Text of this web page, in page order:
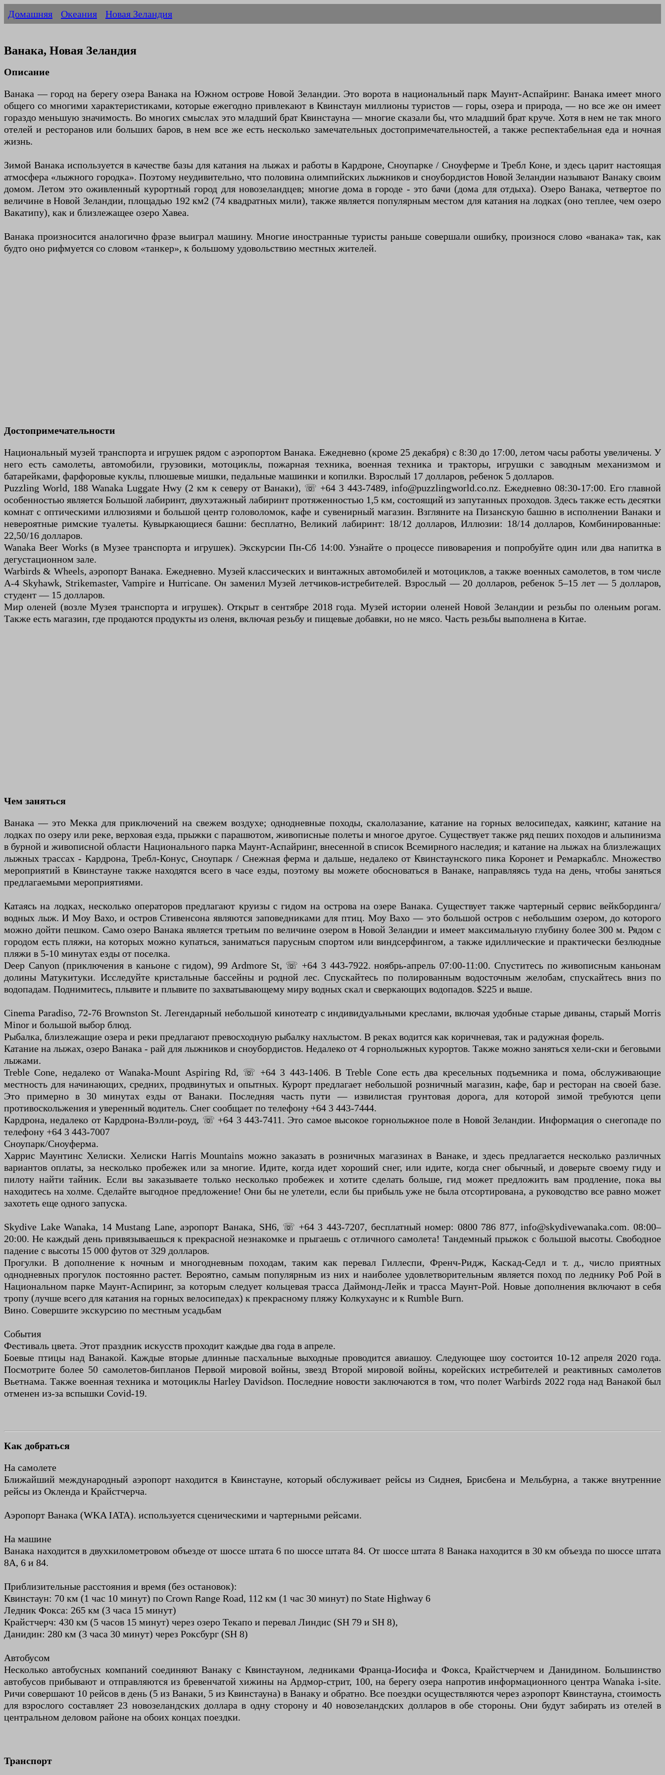
Домашняя Океания Новая Зеландия
Ванака, Новая Зеландия
Описание
Ванака — город на берегу озера Ванака на Южном острове Новой Зеландии. Это ворота в национальный парк Маунт-Аспайринг. Ванака имеет много
общего со многими характеристиками, которые ежегодно привлекают в Квинстаун миллионы туристов — горы, озера и природа, — но все же он имеет
гораздо меньшую значимость. Во многих смыслах это младший брат Квинстауна — многие сказали бы, что младший брат круче. Хотя в нем не так много
отелей и ресторанов или больших баров, в нем все же есть несколько замечательных достопримечательностей, а также респектабельная еда и ночная
жизнь.
Зимой Ванака используется в качестве базы для катания на лыжах и работы в Кардроне, Сноупарке / Сноуферме и Требл Коне, и здесь царит настоящая
атмосфера «лыжного городка». Поэтому неудивительно, что половина олимпийских лыжников и сноубордистов Новой Зеландии называют Ванаку своим
домом. Летом это оживленный курортный город для новозеландцев; многие дома в городе - это бачи (дома для отдыха). Озеро Ванака, четвертое по
величине в Новой Зеландии, площадью 192 км2 (74 квадратных мили), также является популярным местом для катания на лодках (оно теплее, чем озеро
Вакатипу), как и близлежащее озеро Хавеа.
Ванака произносится аналогично фразе выиграл машину. Многие иностранные туристы раньше совершали ошибку, произнося слово «ванака» так, как
будто оно рифмуется со словом «танкер», к большому удовольствию местных жителей.
Достопримечательности
Национальный музей транспорта и игрушек рядом с аэропортом Ванака. Ежедневно (кроме 25 декабря) с 8:30 до 17:00, летом часы работы увеличены. У
него есть самолеты, автомобили, грузовики, мотоциклы, пожарная техника, военная техника и тракторы, игрушки с заводным механизмом и
батарейками, фарфоровые куклы, плюшевые мишки, педальные машинки и копилки. Взрослый 17 долларов, ребенок 5 долларов.
Puzzling World, 188 Wanaka Luggate Hwy (2 км к северу от Ванаки), ☏ +64 3 443-7489, info@puzzlingworld.co.nz. Ежедневно 08:30-17:00. Его главной
особенностью является Большой лабиринт, двухэтажный лабиринт протяженностью 1,5 км, состоящий из запутанных проходов. Здесь также есть десятки
комнат с оптическими иллюзиями и большой центр головоломок, кафе и сувенирный магазин. Взгляните на Пизанскую башню в исполнении Ванаки и
невероятные римские туалеты. Кувыркающиеся башни: бесплатно, Великий лабиринт: 18/12 долларов, Иллюзии: 18/14 долларов, Комбинированные:
22,50/16 долларов.
Wanaka Beer Works (в Музее транспорта и игрушек). Экскурсии Пн-Сб 14:00. Узнайте о процессе пивоварения и попробуйте один или два напитка в
дегустационном зале.
Warbirds & Wheels, аэропорт Ванака. Ежедневно. Музей классических и винтажных автомобилей и мотоциклов, а также военных самолетов, в том числе
A-4 Skyhawk, Strikemaster, Vampire и Hurricane. Он заменил Музей летчиков-истребителей. Взрослый — 20 долларов, ребенок 5–15 лет — 5 долларов,
студент — 15 долларов.
Мир оленей (возле Музея транспорта и игрушек). Открыт в сентябре 2018 года. Музей истории оленей Новой Зеландии и резьбы по оленьим рогам.
Также есть магазин, где продаются продукты из оленя, включая резьбу и пищевые добавки, но не мясо. Часть резьбы выполнена в Китае.
Чем заняться
Ванака — это Мекка для приключений на свежем воздухе; однодневные походы, скалолазание, катание на горных велосипедах, каякинг, катание на
лодках по озеру или реке, верховая езда, прыжки с парашютом, живописные полеты и многое другое. Существует также ряд пеших походов и альпинизма
в бурной и живописной области Национального парка Маунт-Аспайринг, внесенной в список Всемирного наследия; и катание на лыжах на близлежащих
лыжных трассах - Кардрона, Требл-Конус, Сноупарк / Снежная ферма и дальше, недалеко от Квинстаунского пика Коронет и Ремаркаблс. Множество
мероприятий в Квинстауне также находятся всего в часе езды, поэтому вы можете обосноваться в Ванаке, направляясь туда на день, чтобы заняться
предлагаемыми мероприятиями.
Катаясь на лодках, несколько операторов предлагают круизы с гидом на острова на озере Ванака. Существует также чартерный сервис вейкбординга/
водных лыж. И Моу Вахо, и остров Стивенсона являются заповедниками для птиц. Моу Вахо — это большой остров с небольшим озером, до которого
можно дойти пешком. Само озеро Ванака является третьим по величине озером в Новой Зеландии и имеет максимальную глубину более 300 м. Рядом с
городом есть пляжи, на которых можно купаться, заниматься парусным спортом или виндсерфингом, а также идиллические и практически безлюдные
пляжи в 5-10 минутах езды от поселка.
Deep Canyon (приключения в каньоне с гидом), 99 Ardmore St, ☏ +64 3 443-7922. ноябрь-апрель 07:00-11:00. Спуститесь по живописным каньонам
долины Матукитуки. Исследуйте кристальные бассейны и родной лес. Спускайтесь по полированным водосточным желобам, спускайтесь вниз по
водопадам. Поднимитесь, плывите и плывите по захватывающему миру водных скал и сверкающих водопадов. $225 и выше.
Cinema Paradiso, 72-76 Brownston St. Легендарный небольшой кинотеатр с индивидуальными креслами, включая удобные старые диваны, старый Morris
Minor и большой выбор блюд.
Рыбалка, близлежащие озера и реки предлагают превосходную рыбалку нахлыстом. В реках водится как коричневая, так и радужная форель.
Катание на лыжах, озеро Ванака - рай для лыжников и сноубордистов. Недалеко от 4 горнолыжных курортов. Также можно заняться хели-ски и беговыми
лыжами.
Treble Cone, недалеко от Wanaka-Mount Aspiring Rd, ☏ +64 3 443-1406. В Treble Cone есть два кресельных подъемника и пома, обслуживающие
местность для начинающих, средних, продвинутых и опытных. Курорт предлагает небольшой розничный магазин, кафе, бар и ресторан на своей базе.
Это примерно в 30 минутах езды от Ванаки. Последняя часть пути — извилистая грунтовая дорога, для которой зимой требуются цепи
противоскольжения и уверенный водитель. Снег сообщает по телефону +64 3 443-7444.
Кардрона, недалеко от Кардрона-Вэлли-роуд, ☏ +64 3 443-7411. Это самое высокое горнолыжное поле в Новой Зеландии. Информация о снегопаде по
телефону +64 3 443-7007
Сноупарк/Сноуферма.
Харрис Маунтинс Хелиски. Хелиски Harris Mountains можно заказать в розничных магазинах в Ванаке, и здесь предлагается несколько различных
вариантов оплаты, за несколько пробежек или за многие. Идите, когда идет хороший снег, или идите, когда снег обычный, и доверьте своему гиду и
пилоту найти тайник. Если вы заказываете только несколько пробежек и хотите сделать больше, гид может предложить вам продление, пока вы
находитесь на холме. Сделайте выгодное предложение! Они бы не улетели, если бы прибыль уже не была отсортирована, а руководство все равно может
захотеть еще одного запуска.
Skydive Lake Wanaka, 14 Mustang Lane, аэропорт Ванака, SH6, ☏ +64 3 443-7207, бесплатный номер: 0800 786 877, info@skydivewanaka.com. 08:00–
20:00. Не каждый день привязываешься к прекрасной незнакомке и прыгаешь с отличного самолета! Тандемный прыжок с большой высоты. Свободное
падение с высоты 15 000 футов от 329 долларов.
Прогулки. В дополнение к ночным и многодневным походам, таким как перевал Гиллеспи, Френч-Ридж, Каскад-Седл и т. д., число приятных
однодневных прогулок постоянно растет. Вероятно, самым популярным из них и наиболее удовлетворительным является поход по леднику Роб Рой в
Национальном парке Маунт-Аспиринг, за которым следует кольцевая трасса Даймонд-Лейк и трасса Маунт-Рой. Новые дополнения включают в себя
тропу (лучше всего для катания на горных велосипедах) к прекрасному пляжу Колкухаунс и к Rumble Burn.
Вино. Совершите экскурсию по местным усадьбам
События
Фестиваль цвета. Этот праздник искусств проходит каждые два года в апреле.
Боевые птицы над Ванакой. Каждые вторые длинные пасхальные выходные проводится авиашоу. Следующее шоу состоится 10-12 апреля 2020 года.
Посмотрите более 50 самолетов-бипланов Первой мировой войны, звезд Второй мировой войны, корейских истребителей и реактивных самолетов
Вьетнама. Также военная техника и мотоциклы Harley Davidson. Последние новости заключаются в том, что полет Warbirds 2022 года над Ванакой был
отменен из-за вспышки Covid-19.
Как добраться
На самолете
Ближайший международный аэропорт находится в Квинстауне, который обслуживает рейсы из Сиднея, Брисбена и Мельбурна, а также внутренние
рейсы из Окленда и Крайстчерча.
Аэропорт Ванака (WKA IATA). используется сценическими и чартерными рейсами.
На машине
Ванака находится в двухкилометровом объезде от шоссе штата 6 по шоссе штата 84. От шоссе штата 8 Ванака находится в 30 км объезда по шоссе штата
8A, 6 и 84.
Приблизительные расстояния и время (без остановок):
Квинстаун: 70 км (1 час 10 минут) по Crown Range Road, 112 км (1 час 30 минут) по State Highway 6
Ледник Фокса: 265 км (3 часа 15 минут)
Крайстчерч: 430 км (5 часов 15 минут) через озеро Текапо и перевал Линдис (SH 79 и SH 8),
Данидин: 280 км (3 часа 30 минут) через Роксбург (SH 8)
Автобусом
Несколько автобусных компаний соединяют Ванаку с Квинстауном, ледниками Франца-Иосифа и Фокса, Крайстчерчем и Данидином. Большинство
автобусов прибывают и отправляются из бревенчатой хижины на Ардмор-стрит, 100, на берегу озера напротив информационного центра Wanaka i-site.
Ричи совершают 10 рейсов в день (5 из Ванаки, 5 из Квинстауна) в Ванаку и обратно. Все поездки осуществляются через аэропорт Квинстауна, стоимость
для взрослого составляет 23 новозеландских доллара в одну сторону и 40 новозеландских долларов в обе стороны. Они будут забирать из отелей в
центральном деловом районе на обоих концах поездки.
Транспорт